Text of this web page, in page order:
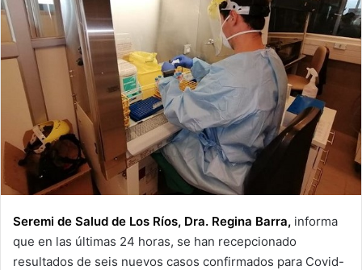
Seremi de Salud de Los Ríos, Dra. Regina Barra, informa
que en las últimas 24 horas, se han recepcionado
resultados de seis nuevos casos confirmados para Covid-